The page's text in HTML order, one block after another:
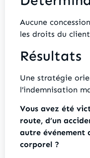
Aucune
les droits du
Résultats
Une stratégie
l’indemnisation
Vous avez été
route, d’un
autre événement
corporel ?